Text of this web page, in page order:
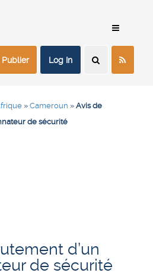
Log In
» Cameroun » Avis de
de sécurité
d’un
de sécurité